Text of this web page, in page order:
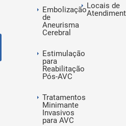
Embolização
de
Aneurisma
Cerebral
Estimulação
para
Reabilitação
Pós-AVC
Tratamentos
Minimante
Invasivos
para AVC
Locais de